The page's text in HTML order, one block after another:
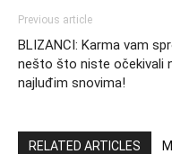
Previous article
BLIZANCI: Karma vam
nešto što niste očekivali
najluđim snovima!
RELATED ARTICLES